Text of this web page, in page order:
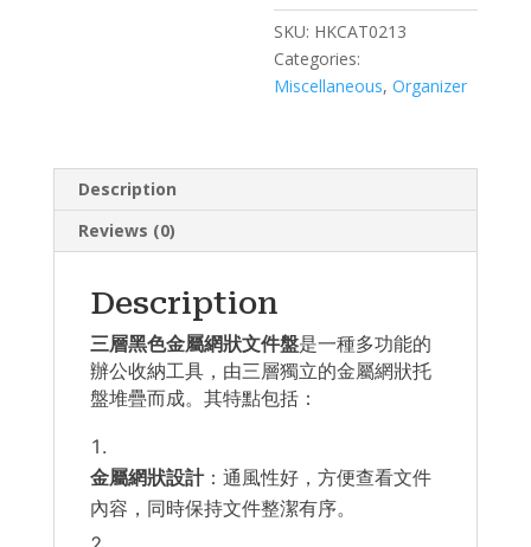
文
件
盤
quantity
SKU: HKCAT0213
Categories:
Miscellaneous,Organizer
Description
Reviews (0)
Description
三層黑色金屬網狀文件盤是一種多功能的
辦公收納工具，由三層獨立的金屬網狀托
盤堆疊而成。其特點包括：
金屬網狀設計：通風性好，方便查看文件
內容，同時保持文件整潔有序。